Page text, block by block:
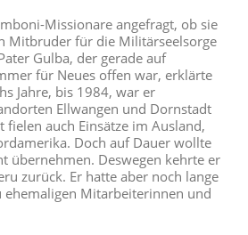
Missionare angefragt, ob sie
Mitbruder für die Militärseelsorge
Gulba, der gerade auf
für Neues offen war, erklärte
Jahre, bis 1984, war er
Ellwangen und Dornstadt
fielen auch Einsätze im Ausland,
Doch auf Dauer wollte
übernehmen. Deswegen kehrte er
zurück. Er hatte aber noch lange
ehemaligen Mitarbeiterinnen und